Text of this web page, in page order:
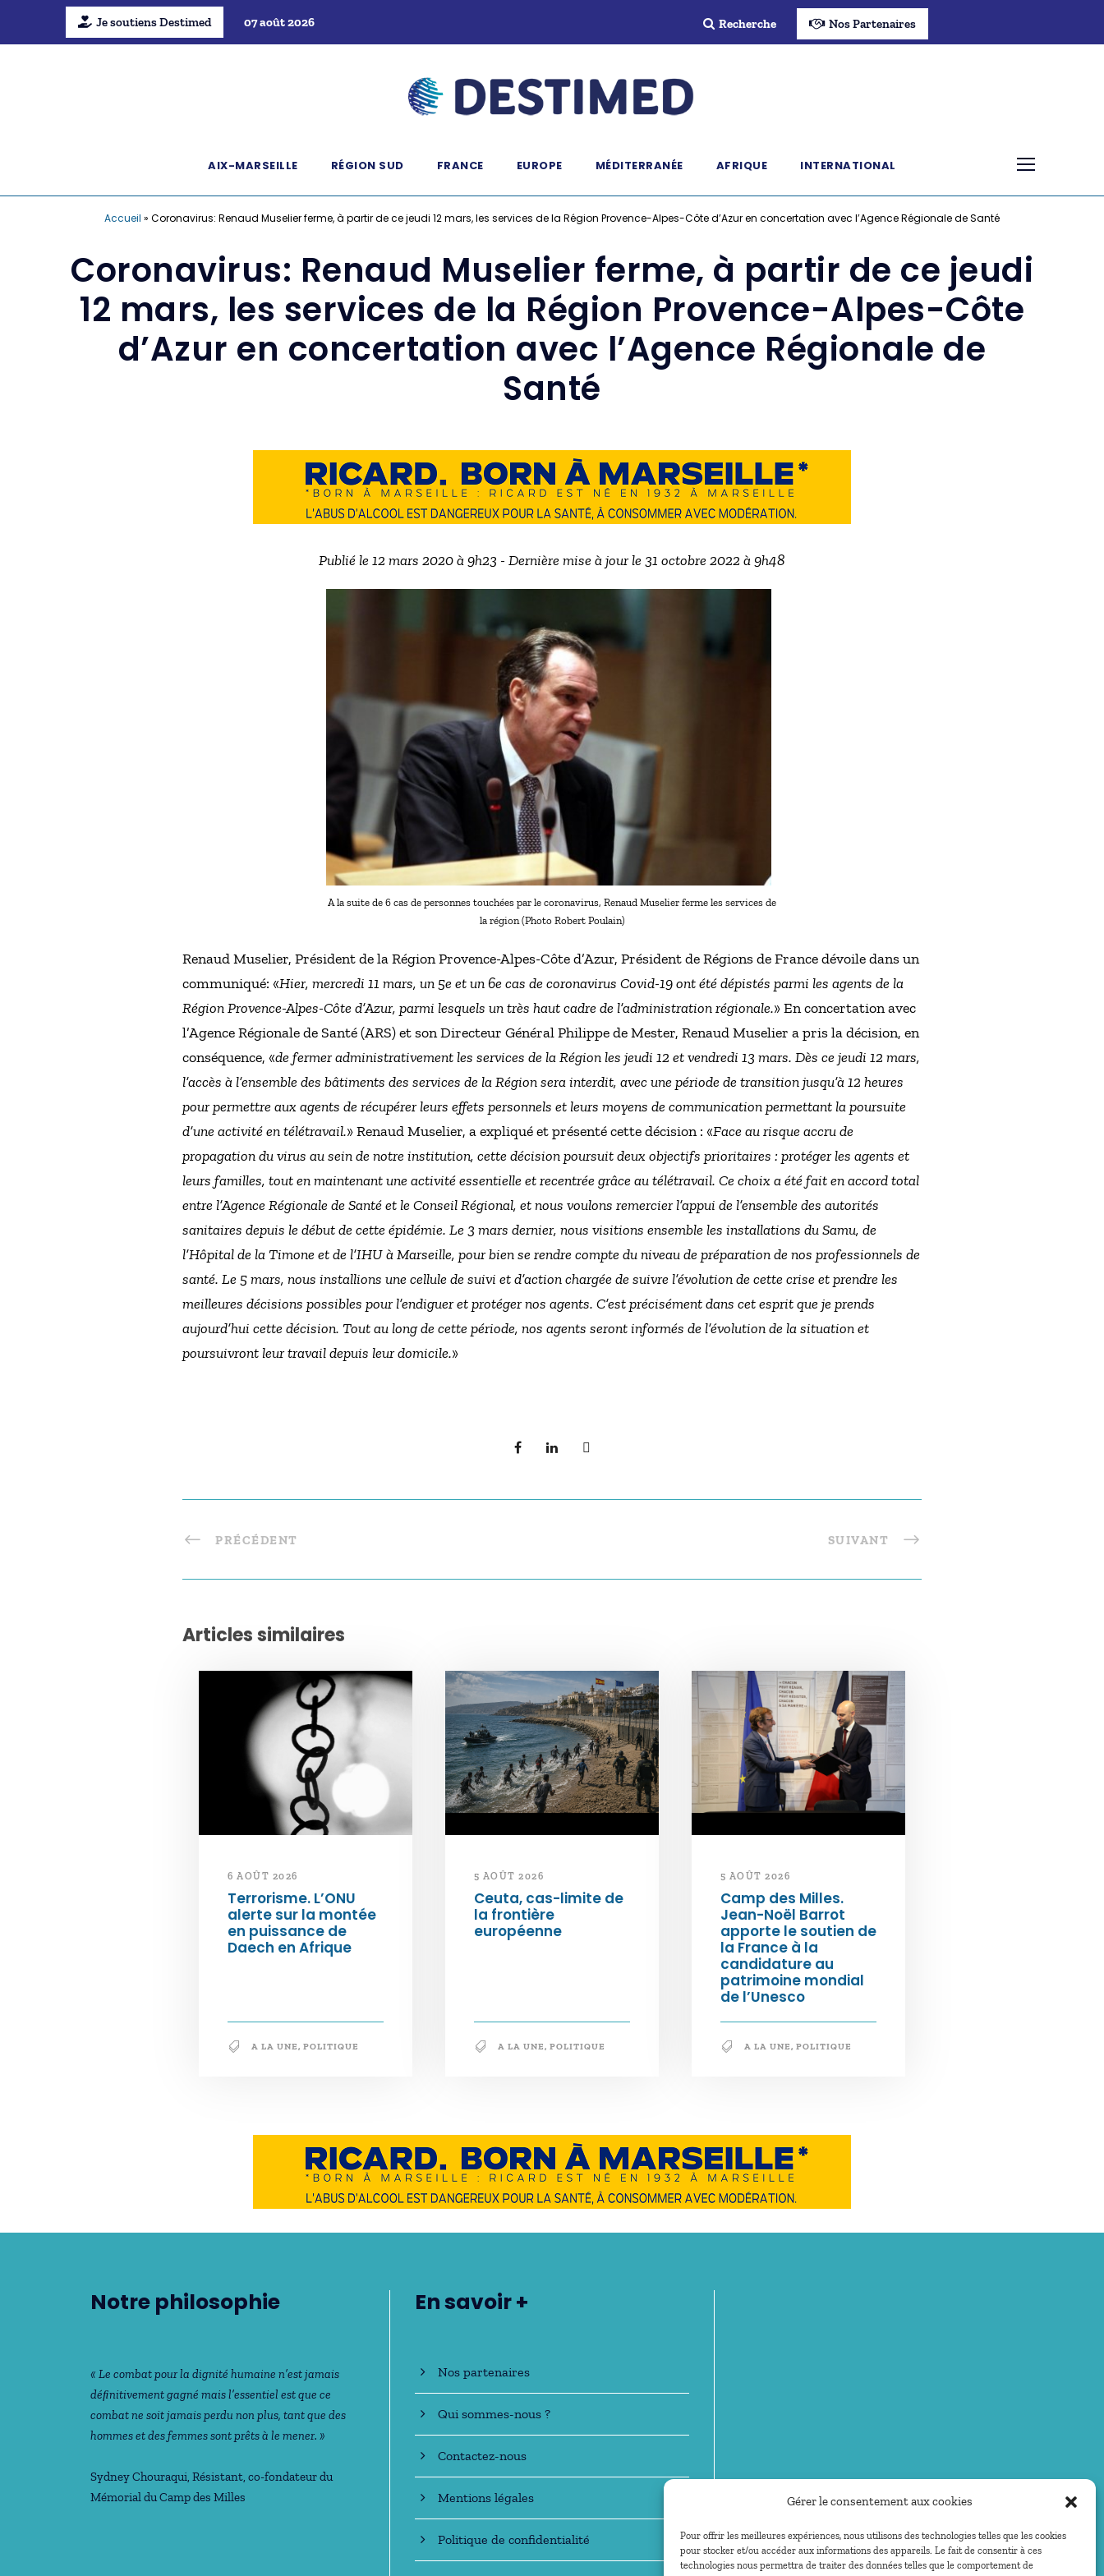
Gérer le consentement aux cookies
Pour offrir les meilleures expériences, nous utilisons des technologies telles que les cookies
pour stocker et/ou accéder aux informations des appareils. Le fait de consentir à ces
technologies nous permettra de traiter des données telles que le comportement de
Je soutiens Destimed 07 août 2026 Recherche Nos Partenaires
AIX-MARSEILLE RÉGION SUD FRANCE EUROPE MÉDITERRANÉE AFRIQUE INTERNATIONAL
Accueil » Coronavirus: Renaud Muselier ferme, à partir de ce jeudi 12 mars, les services de la Région Provence-Alpes-Côte d’Azur en concertation avec l’Agence Régionale de Santé
Coronavirus: Renaud Muselier ferme, à partir de ce jeudi
12 mars, les services de la Région Provence-Alpes-Côte
d’Azur en concertation avec l’Agence Régionale de
Santé
Publié le 12 mars 2020 à 9h23 - Dernière mise à jour le 31 octobre 2022 à 9h48
A la suite de 6 cas de personnes touchées par le coronavirus, Renaud Muselier ferme les services de
la région (Photo Robert Poulain)
Renaud Muselier, Président de la Région Provence-Alpes-Côte d’Azur, Président de Régions de France dévoile dans un
communiqué: «Hier, mercredi 11 mars, un 5e et un 6e cas de coronavirus Covid-19 ont été dépistés parmi les agents de la
Région Provence-Alpes-Côte d’Azur, parmi lesquels un très haut cadre de l’administration régionale.» En concertation avec
l’Agence Régionale de Santé (ARS) et son Directeur Général Philippe de Mester, Renaud Muselier a pris la décision, en
conséquence, «de fermer administrativement les services de la Région les jeudi 12 et vendredi 13 mars. Dès ce jeudi 12 mars,
l’accès à l’ensemble des bâtiments des services de la Région sera interdit, avec une période de transition jusqu’à 12 heures
pour permettre aux agents de récupérer leurs effets personnels et leurs moyens de communication permettant la poursuite
d’une activité en télétravail.» Renaud Muselier, a expliqué et présenté cette décision : «Face au risque accru de
propagation du virus au sein de notre institution, cette décision poursuit deux objectifs prioritaires : protéger les agents et
leurs familles, tout en maintenant une activité essentielle et recentrée grâce au télétravail. Ce choix a été fait en accord total
entre l’Agence Régionale de Santé et le Conseil Régional, et nous voulons remercier l’appui de l’ensemble des autorités
sanitaires depuis le début de cette épidémie. Le 3 mars dernier, nous visitions ensemble les installations du Samu, de
l’Hôpital de la Timone et de l’IHU à Marseille, pour bien se rendre compte du niveau de préparation de nos professionnels de
santé. Le 5 mars, nous installions une cellule de suivi et d’action chargée de suivre l’évolution de cette crise et prendre les
meilleures décisions possibles pour l’endiguer et protéger nos agents. C’est précisément dans cet esprit que je prends
aujourd’hui cette décision. Tout au long de cette période, nos agents seront informés de l’évolution de la situation et
poursuivront leur travail depuis leur domicile.»
PRÉCÉDENT SUIVANT
Articles similaires
6 AOÛT 2026
Terrorisme. L’ONU
alerte sur la montée
en puissance de
Daech en Afrique
A LA UNE, POLITIQUE
5 AOÛT 2026
Ceuta, cas-limite de
la frontière
européenne
A LA UNE, POLITIQUE
5 AOÛT 2026
Camp des Milles.
Jean-Noël Barrot
apporte le soutien de
la France à la
candidature au
patrimoine mondial
de l’Unesco
A LA UNE, POLITIQUE
Notre philosophie
« Le combat pour la dignité humaine n’est jamais
déﬁnitivement gagné mais l’essentiel est que ce
combat ne soit jamais perdu non plus, tant que des
hommes et des femmes sont prêts à le mener. »
Sydney Chouraqui, Résistant, co-fondateur du
Mémorial du Camp des Milles
En savoir +
Nos partenaires
Qui sommes-nous ?
Contactez-nous
Mentions légales
Politique de confidentialité